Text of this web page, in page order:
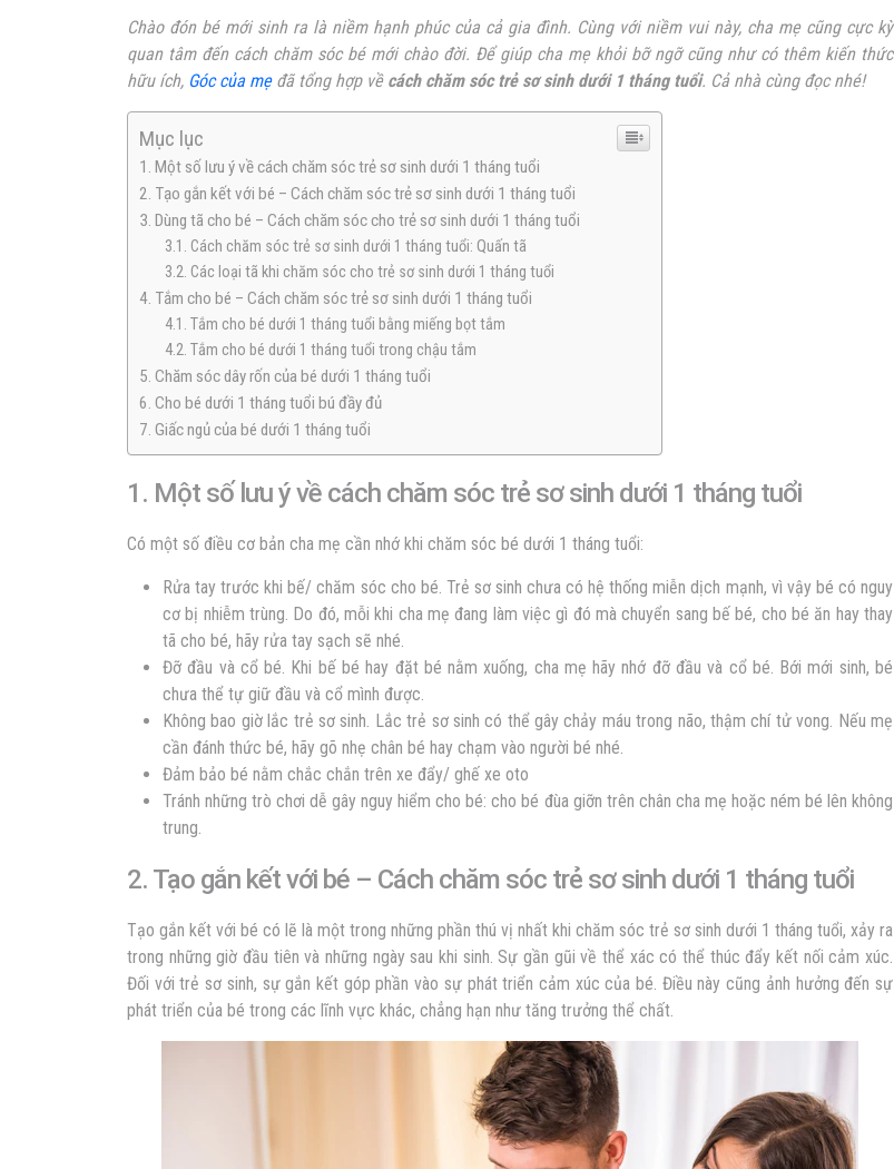
Chào đón bé mới sinh ra là niềm hạnh phúc của cả gia đình. Cùng với niềm vui này, cha mẹ cũng cực kỳ
quan tâm đến cách chăm sóc bé mới chào đời. Để giúp cha mẹ khỏi bỡ ngỡ cũng như có thêm kiến thức
hữu ích, Góc của mẹđã tổng hợp về cách chăm sóc trẻ sơ sinh dưới 1 tháng tuổi. Cả nhà cùng đọc nhé!
Mục lục
1. Một số lưu ý về cách chăm sóc trẻ sơ sinh dưới 1 tháng tuổi
2. Tạo gắn kết với bé – Cách chăm sóc trẻ sơ sinh dưới 1 tháng tuổi
3. Dùng tã cho bé – Cách chăm sóc cho trẻ sơ sinh dưới 1 tháng tuổi
3.1. Cách chăm sóc trẻ sơ sinh dưới 1 tháng tuổi: Quấn tã
3.2. Các loại tã khi chăm sóc cho trẻ sơ sinh dưới 1 tháng tuổi
4. Tắm cho bé – Cách chăm sóc trẻ sơ sinh dưới 1 tháng tuổi
4.1. Tắm cho bé dưới 1 tháng tuổi bằng miếng bọt tắm
4.2. Tắm cho bé dưới 1 tháng tuổi trong chậu tắm
5. Chăm sóc dây rốn của bé dưới 1 tháng tuổi
6. Cho bé dưới 1 tháng tuổi bú đầy đủ
7. Giấc ngủ của bé dưới 1 tháng tuổi
1. Một số lưu ý về cách chăm sóc trẻ sơ sinh dưới 1 tháng tuổi
Có một số điều cơ bản cha mẹ cần nhớ khi chăm sóc bé dưới 1 tháng tuổi:
Rửa tay trước khi bế/ chăm sóc cho bé. Trẻ sơ sinh chưa có hệ thống miễn dịch mạnh, vì vậy bé có nguy
cơ bị nhiễm trùng. Do đó, mỗi khi cha mẹ đang làm việc gì đó mà chuyển sang bế bé, cho bé ăn hay thay
tã cho bé, hãy rửa tay sạch sẽ nhé.
Đỡ đầu và cổ bé. Khi bế bé hay đặt bé nằm xuống, cha mẹ hãy nhớ đỡ đầu và cổ bé. Bới mới sinh, bé
chưa thể tự giữ đầu và cổ mình được.
Không bao giờ lắc trẻ sơ sinh. Lắc trẻ sơ sinh có thể gây chảy máu trong não, thậm chí tử vong. Nếu mẹ
cần đánh thức bé, hãy gõ nhẹ chân bé hay chạm vào người bé nhé.
Đảm bảo bé nằm chắc chắn trên xe đẩy/ ghế xe oto
Tránh những trò chơi dễ gây nguy hiểm cho bé: cho bé đùa giỡn trên chân cha mẹ hoặc ném bé lên không
trung.
2. Tạo gắn kết với bé – Cách chăm sóc trẻ sơ sinh dưới 1 tháng tuổi
Tạo gắn kết với bé có lẽ là một trong những phần thú vị nhất khi chăm sóc trẻ sơ sinh dưới 1 tháng tuổi, xảy ra
trong những giờ đầu tiên và những ngày sau khi sinh. Sự gần gũi về thể xác có thể thúc đẩy kết nối cảm xúc.
Đối với trẻ sơ sinh, sự gắn kết góp phần vào sự phát triển cảm xúc của bé. Điều này cũng ảnh hưởng đến sự
phát triển của bé trong các lĩnh vực khác, chẳng hạn như tăng trưởng thể chất.